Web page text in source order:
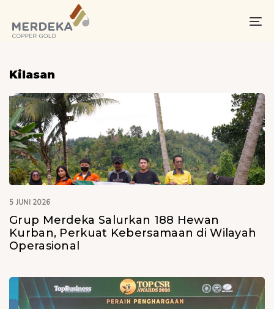
links
primary
Skip
content
Kilasan
5 JUNI 2026
Grup Merdeka Salurkan 188 Hewan
Kurban, Perkuat Kebersamaan di Wilayah
Operasional